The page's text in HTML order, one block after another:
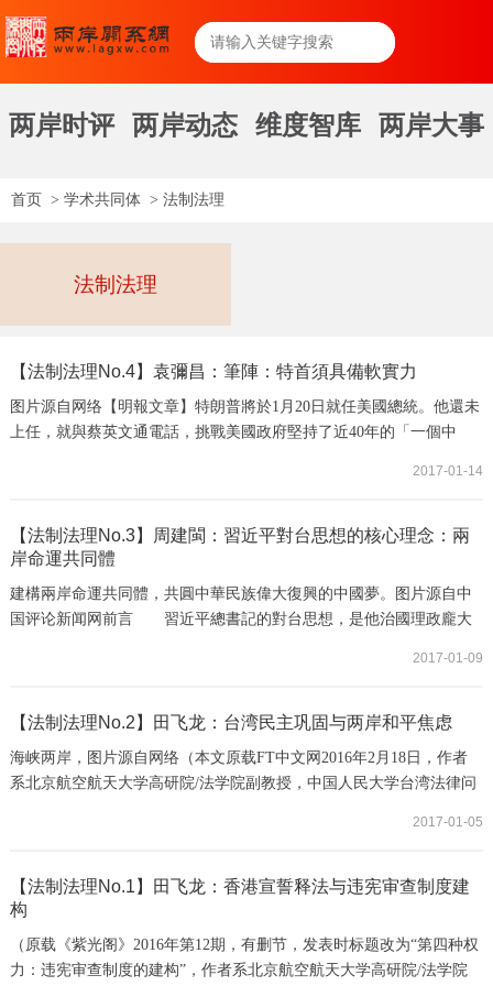
两岸时评 两岸动态 维度智库 两岸大事
首页 > 学术共同体 > 法制法理
法制法理
【法制法理No.4】袁彌昌：筆陣：特首須具備軟實力
图片源自网络【明報文章】特朗普將於1月20日就任美國總統。他還未
上任，就與蔡英文通電話，挑戰美國政府堅持了近40年的「一個中
基本上贊同，可是亦有人以特朗普的舉動借題發揮，認為中央對香港
的態度和治港方針也應一併轉為強硬，這一點筆...
2017-01-14
【法制法理No.3】周建閩：習近平對台思想的核心理念：兩
岸命運共同體
建構兩岸命運共同體，共圓中華民族偉大復興的中國夢。图片源自中
国评论新闻网前言 習近平總書記的對台思想，是他治國理政龐大
張”，其他的概念和政策主張都是圍繞著這個核心理念而展開和延伸出
來的論述。因此，在總結、分析和討論習近平...
2017-01-09
【法制法理No.2】田飞龙：台湾民主巩固与两岸和平焦虑
海峡两岸，图片源自网络（本文原载FT中文网2016年2月18日，作者
系北京航空航天大学高研院/法学院副教授，中国人民大学台湾法律问
的立法院选举，国民党在台湾的政治基本盘与权力基础遭遇结构性解
体，已丧失相对均衡的体制内外政党制...
2017-01-05
【法制法理No.1】田飞龙：香港宣誓释法与违宪审查制度建
构
（原载《紫光阁》2016年第12期，有删节，发表时标题改为“第四种权
力：违宪审查制度的建构”，作者系北京航空航天大学高研院/法学院